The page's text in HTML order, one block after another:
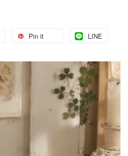
Pin it LINE